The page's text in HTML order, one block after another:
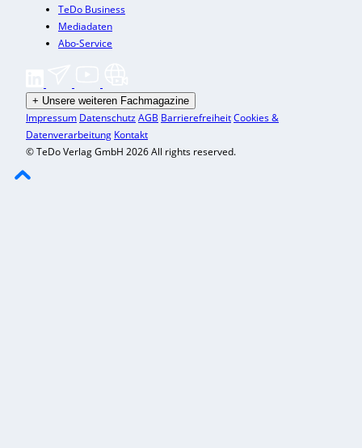
TeDo Business
Mediadaten
Abo-Service
+ Unsere weiteren Fachmagazine
Impressum DatenschutzAGB BarrierefreiheitCookies &
Datenverarbeitung Kontakt
© TeDo Verlag GmbH 2026 All rights reserved.